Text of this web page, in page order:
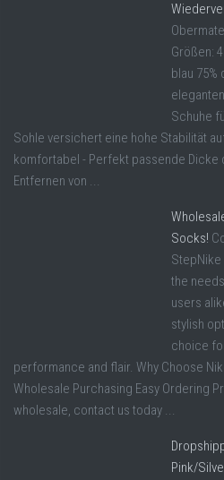
Größen:
blau
Schuhe
Sohle versichert eine hohe Stabilität
komfortabel - Perfekt passende Dicke
Entfernen von ...
Socks!
the
users
stylish
choice
performance and flair. Why Choose
Wholesale Purchasing Easy Ordering
wholesale, contact us today ...
Pink/